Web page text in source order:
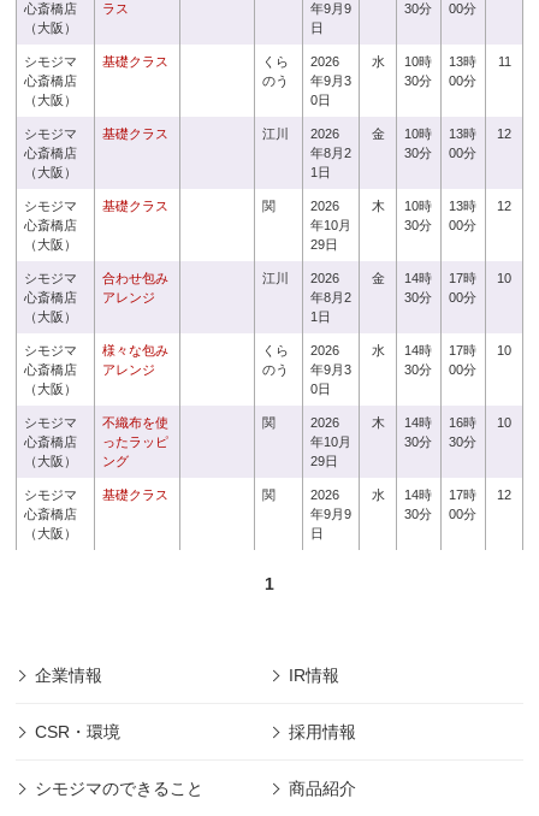
心斎橋店
（大阪）
ラス
年9月9
日
30分
00分
シモジマ
心斎橋店
（大阪）
基礎クラス
くら
のう
2026
年9月3
0日
水
10時
30分
13時
00分
11
シモジマ
心斎橋店
（大阪）
基礎クラス 江川
2026
年8月2
1日
金
10時
30分
13時
00分
12
シモジマ
心斎橋店
（大阪）
基礎クラス 関
2026
年10月
29日
木
10時
30分
13時
00分
12
シモジマ
心斎橋店
（大阪）
合わせ包み
アレンジ
江川
2026
年8月2
1日
金
14時
30分
17時
00分
10
シモジマ
心斎橋店
（大阪）
様々な包み
アレンジ
くら
のう
2026
年9月3
0日
水
14時
30分
17時
00分
10
シモジマ
心斎橋店
（大阪）
不織布を使
ったラッピ
ング
関
2026
年10月
29日
木
14時
30分
16時
30分
10
シモジマ
心斎橋店
（大阪）
基礎クラス 関
2026
年9月9
日
水
14時
30分
17時
00分
12
1
企業情報 IR情報
CSR・環境 採用情報
シモジマのできること 商品紹介